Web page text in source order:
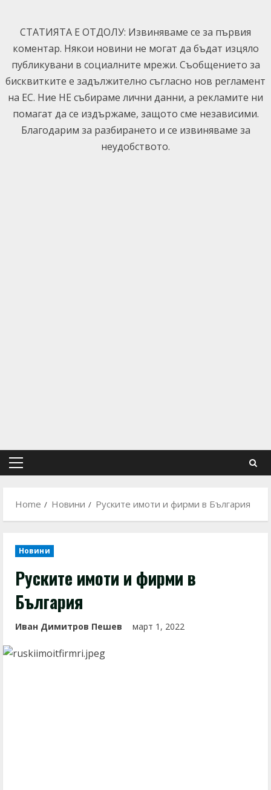
content
СТАТИЯТА Е ОТДОЛУ: Извиняваме се за първия
коментар. Някои новини не могат да бъдат изцяло
публикувани в социалните мрежи. Съобщението за
бисквитките е задължително съгласно нов регламент
на ЕС. Ние НЕ събираме лични данни, а рекламите ни
помагат да се издържаме, защото сме независими.
Благодарим за разбирането и се извиняваме за
неудобството.
Primary
Home
Новини Руските имоти и фирми в България
Новини
Руските имоти и фирми в
България
Иван Димитров Пешев март 1, 2022